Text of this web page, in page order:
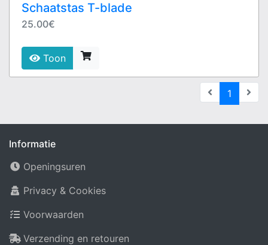
Schaatstas T-blade
25.00€
Toon
1
Informatie
Openingsuren
Privacy & Cookies
Voorwaarden
Verzending en retouren